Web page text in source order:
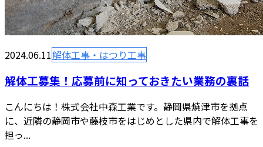
2024.06.11解体工事・はつり工事
解体工募集！応募前に知っておきたい業務の裏話
こんにちは！株式会社中森工業です。静岡県焼津市を拠点
に、近隣の静岡市や藤枝市をはじめとした県内で解体工事を
担っ...